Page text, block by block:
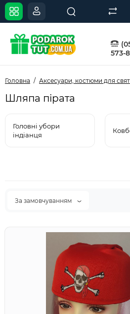
573-
Головна Аксесуари, костюми для свят
Шляпа пірата
Головні убори
індіанця
За замовчуванням